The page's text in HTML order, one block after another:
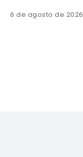
6 de agosto de 2026